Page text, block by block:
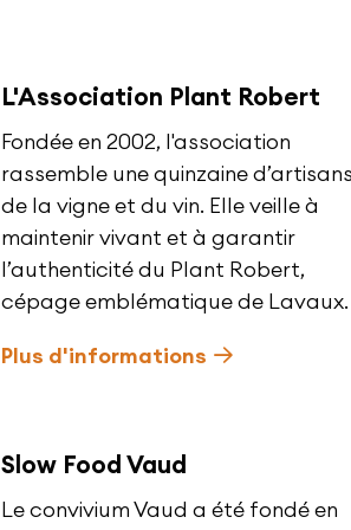
L'Association Plant Robert
Fondée en 2002, l'association
rassemble une quinzaine
de la vigne et du vin. Elle veille à
maintenir vivant et à garantir
l’authenticité du Plant Robert,
cépage emblématique de Lavaux.
Plus d'informations
Slow Food Vaud
Le convivium Vaud a été fondé en